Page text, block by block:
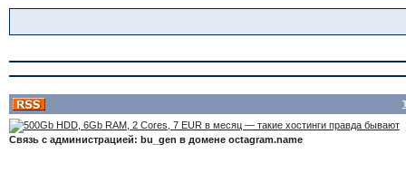
Связь с администрацией: bu_gen в домене octagram.name